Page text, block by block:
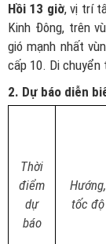
Hồi 13 giờ, vị trí
Kinh Đông, trên
gió mạnh nhất
cấp 10. Di
2. Dự báo diễn
Thời
điểm
dự
báo
Hướng,
tốc độ